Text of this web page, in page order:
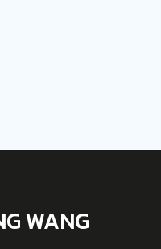
WANG